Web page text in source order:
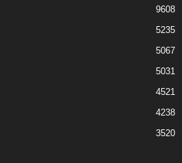
9608
5235
5067
5031
4521
4238
3520